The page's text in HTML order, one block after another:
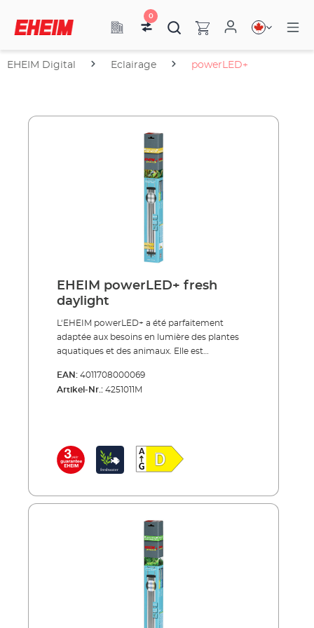
0
EHEIM Digital Eclairage powerLED+
EHEIM powerLED+ fresh
daylight
L‘EHEIM powerLED+ a été parfaitement
adaptée aux besoins en lumière des plantes
aquatiques et des animaux. Elle est
l’eau de mer, a une efficacité énergétique
excellente et est également extrêmement
lumière blanche et / ou actinique – les
nouvelles lampes LED EHEIM powerLED+
éclairage des plantes aquatiques et des
coraux. La luminosité et la reproduction des
couleurs sont naturelles et brillantes. Les
plantes aquatiques croissent et prospèrent
parfaitement et les coraux fluorescent
restituent leurs couleurs magnifiques. Les
étriers de fixation extensibles permettent une
adaptation continue et flexible pour presque
toutes les largeurs d’aquarium. Avec
EAN: 4011708000069
Artikel-Nr.: 4251011M